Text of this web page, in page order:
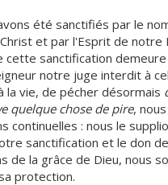
été sanctifiés par le
et par l'Esprit de notre
cette sanctification demeure
notre juge interdit à
la vie, de pécher désormais
quelque chose de pire,
continuelles : nous le
sanctification et le don
de la grâce de Dieu, nous
protection.